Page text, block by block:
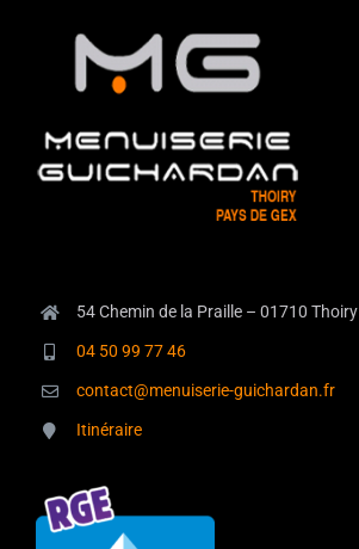
54 Chemin de la Praille – 01710 Thoiry
04 50 99 77 46
contact@menuiserie-guichardan.fr
Itinéraire